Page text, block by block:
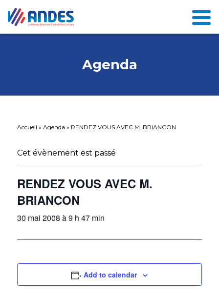
Agenda
Accueil » Agenda » RENDEZ VOUS AVEC M. BRIANCON
Cet évènement est passé
RENDEZ VOUS AVEC M.
BRIANCON
30 mai 2008 à 9 h 47 min
Add to calendar